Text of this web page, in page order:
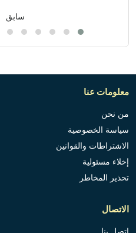
سابق
معلومات عنا
من نحن
سياسة الخصوصية
الاشتراطات والقوانين
إخلاء مسئولية
تحذير المخاطر
الاتصال